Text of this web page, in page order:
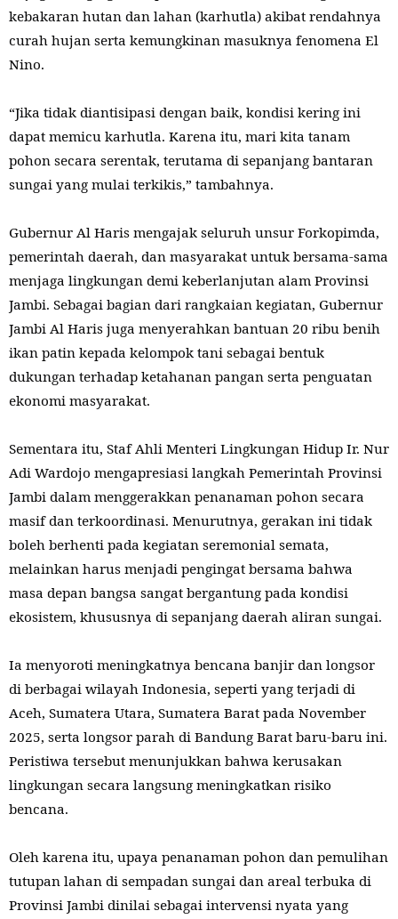
kebakaran hutan dan lahan (karhutla) akibat rendahnya
curah hujan serta kemungkinan masuknya fenomena El
Nino.
“Jika tidak diantisipasi dengan baik, kondisi kering ini
dapat memicu karhutla. Karena itu, mari kita tanam
pohon secara serentak, terutama di sepanjang bantaran
sungai yang mulai terkikis,” tambahnya.
Gubernur Al Haris mengajak seluruh unsur Forkopimda,
pemerintah daerah, dan masyarakat untuk bersama-sama
menjaga lingkungan demi keberlanjutan alam Provinsi
Jambi. Sebagai bagian dari rangkaian kegiatan, Gubernur
Jambi Al Haris juga menyerahkan bantuan 20 ribu benih
ikan patin kepada kelompok tani sebagai bentuk
dukungan terhadap ketahanan pangan serta penguatan
ekonomi masyarakat.
Sementara itu, Staf Ahli Menteri Lingkungan Hidup Ir. Nur
Adi Wardojo mengapresiasi langkah Pemerintah Provinsi
Jambi dalam menggerakkan penanaman pohon secara
masif dan terkoordinasi. Menurutnya, gerakan ini tidak
boleh berhenti pada kegiatan seremonial semata,
melainkan harus menjadi pengingat bersama bahwa
masa depan bangsa sangat bergantung pada kondisi
ekosistem, khususnya di sepanjang daerah aliran sungai.
Ia menyoroti meningkatnya bencana banjir dan longsor
di berbagai wilayah Indonesia, seperti yang terjadi di
Aceh, Sumatera Utara, Sumatera Barat pada November
2025, serta longsor parah di Bandung Barat baru-baru ini.
Peristiwa tersebut menunjukkan bahwa kerusakan
lingkungan secara langsung meningkatkan risiko
bencana.
Oleh karena itu, upaya penanaman pohon dan pemulihan
tutupan lahan di sempadan sungai dan areal terbuka di
Provinsi Jambi dinilai sebagai intervensi nyata yang